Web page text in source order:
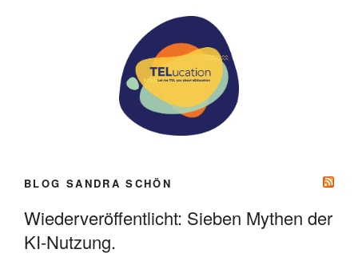
BLOG SANDRA SCHÖN
Wiederveröffentlicht: Sieben Mythen der
KI-Nutzung.